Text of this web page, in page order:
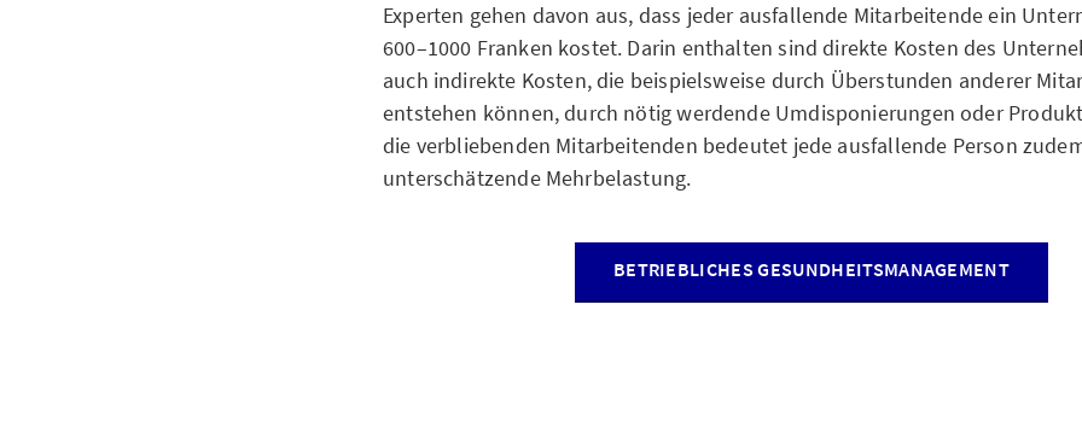
Experten gehen davon aus, dass jeder ausfallende Mitarbeitende ein
600–1000 Franken kostet. Darin enthalten sind direkte Kosten des
auch indirekte Kosten, die beispielsweise durch Überstunden anderer
entstehen können, durch nötig werdende Umdisponierungen oder
die verbliebenden Mitarbeitenden bedeutet jede ausfallende Person
unterschätzende Mehrbelastung.
BETRIEBLICHES GESUNDHEITSMANAGEMENT